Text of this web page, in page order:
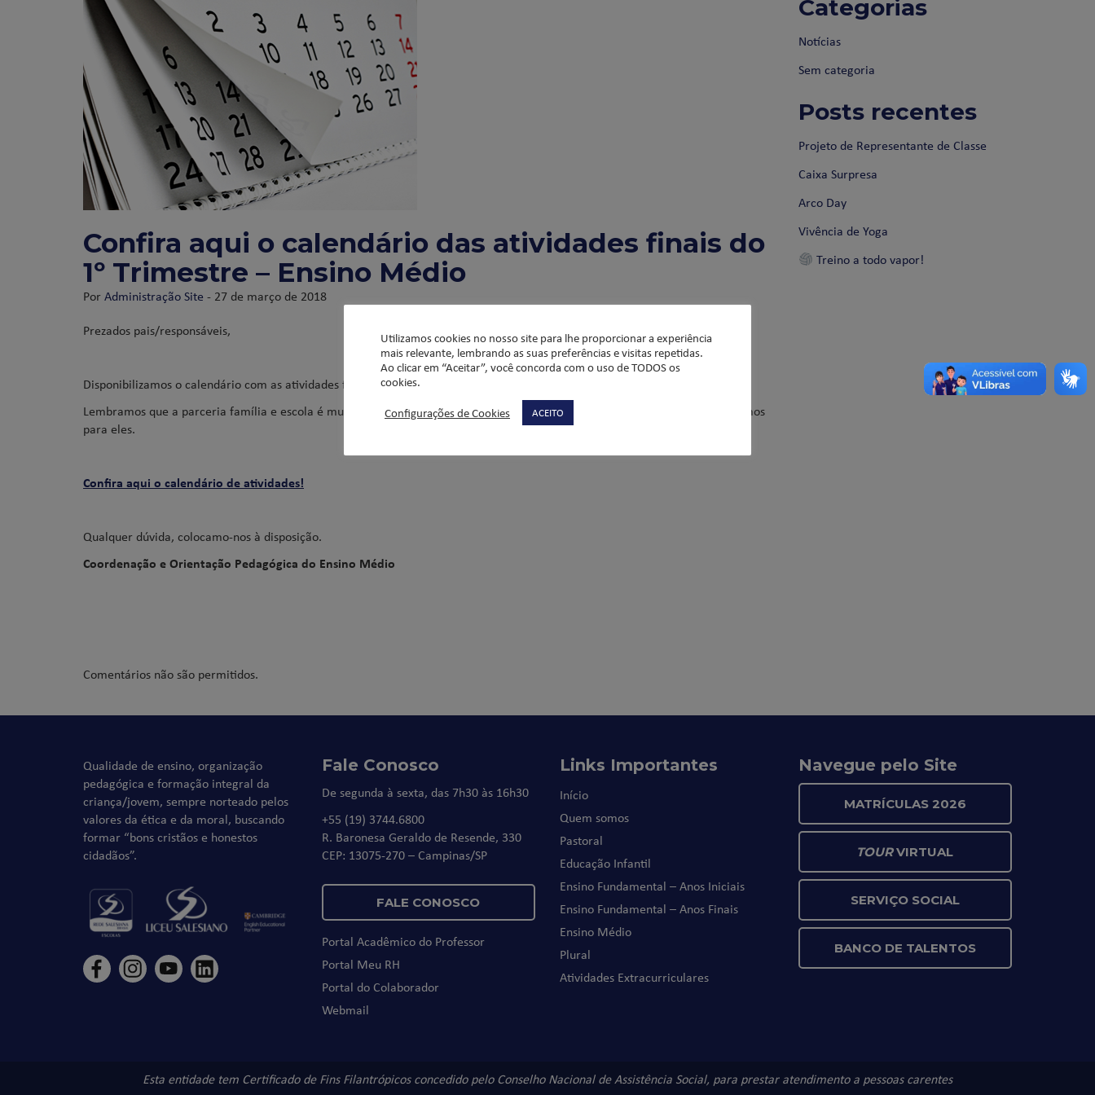
Confira aqui o calendário das atividades finais do
1º Trimestre – Ensino Médio
PorAdministração Site - 27 de março de 2018
Prezados pais/responsáveis,
Disponibilizamos o calendário com as atividades finais do primeiro trimestre.
Lembramos que a parceria família e escola é muito importante para que os jovens alcancem o sucesso que todos nós desejamos
para eles.
Confira aqui o calendário de atividades!
Qualquer dúvida, colocamo-nos à disposição.
Coordenação e Orientação Pedagógica do Ensino Médio
Comentários não são permitidos.
Categorias
Notícias
Sem categoria
Posts recentes
Projeto de Representante de Classe
Caixa Surpresa
Arco Day
Vivência de Yoga
Treino a todo vapor!
Qualidade de ensino, organização
pedagógica e formação integral da
criança/jovem, sempre norteado pelos
valores da ética e da moral, buscando
formar “bons cristãos e honestos
cidadãos”.
Fale Conosco
De segunda à sexta, das 7h30 às 16h30
+55 (19) 3744.6800
R. Baronesa Geraldo de Resende, 330
CEP: 13075-270 – Campinas/SP
FALE CONOSCO
Portal Acadêmico do Professor
Portal Meu RH
Portal do Colaborador
Webmail
Links Importantes
Início
Quem somos
Pastoral
Educação Infantil
Ensino Fundamental – Anos Iniciais
Ensino Fundamental – Anos Finais
Ensino Médio
Plural
Atividades Extracurriculares
Navegue pelo Site
MATRÍCULAS 2026
TOURVIRTUAL
SERVIÇO SOCIAL
BANCO DE TALENTOS
Esta entidade tem Certificado de Fins Filantrópicos concedido pelo Conselho Nacional de Assistência Social, para prestar atendimento a pessoas carentes
Utilizamos cookies no nosso site para lhe proporcionar a experiência
mais relevante, lembrando as suas preferências e visitas repetidas.
Ao clicar em “Aceitar”, você concorda com o uso de TODOS os
cookies.
Configurações de Cookies
ACEITO